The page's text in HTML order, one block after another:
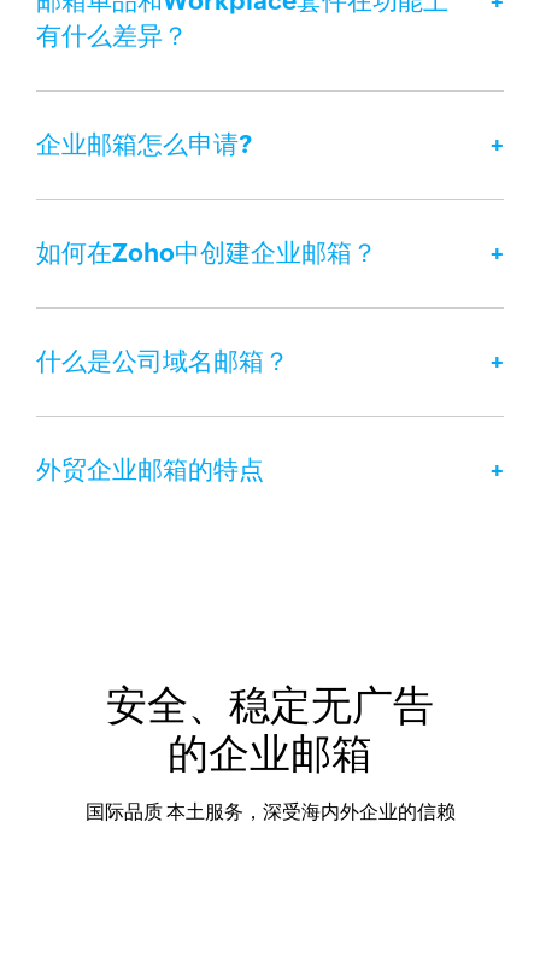
有什么差异？
企业邮箱怎么申请?
如何在Zoho中创建企业邮箱？
什么是公司域名邮箱？
外贸企业邮箱的特点
安全、稳定无广告
的企业邮箱
国际品质 本土服务，深受海内外企业的信赖